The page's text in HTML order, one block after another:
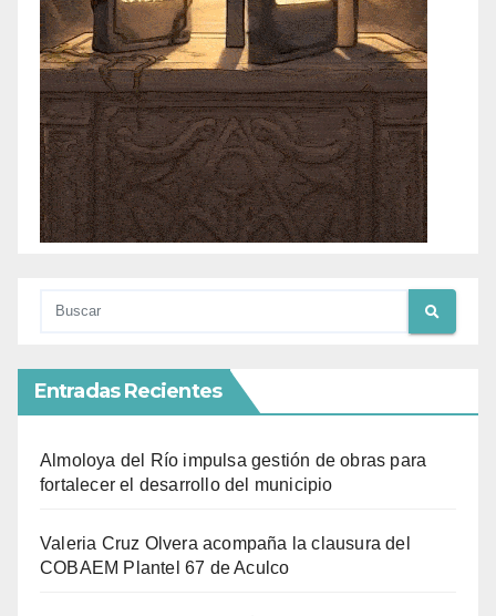
Entradas Recientes
Almoloya del Río impulsa gestión de obras para
fortalecer el desarrollo del municipio
Valeria Cruz Olvera acompaña la clausura del
COBAEM Plantel 67 de Aculco